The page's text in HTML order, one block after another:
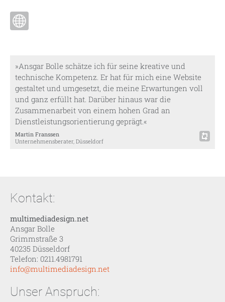
»Ansgar Bolle schätze ich für seine kreative und
technische Kompetenz. Er hat für mich eine Website
gestaltet und umgesetzt, die meine Erwartungen voll
und ganz erfüllt hat. Darüber hinaus war die
Zusammenarbeit von einem hohen Grad an
Dienstleistungsorientierung geprägt.«
Martin Franssen
Unternehmensberater, Düsseldorf
Kontakt:
multimediadesign.net
Ansgar Bolle
Grimmstraße 3
40235 Düsseldorf
Telefon: 0211.4981791
info@multimediadesign.net
Unser Anspruch: